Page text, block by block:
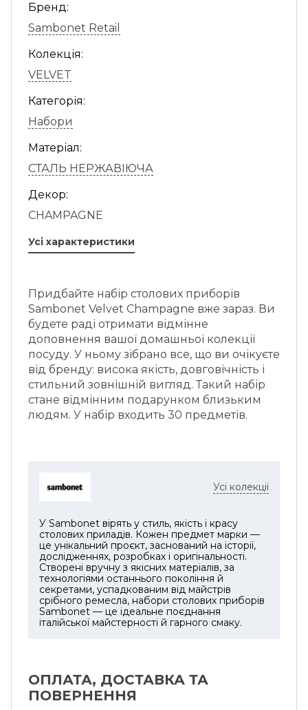
Бренд:
Sambonet Retail
Колекція:
VELVET
Категорія:
Набори
Матеріал:
СТАЛЬ НЕРЖАВІЮЧА
Декор:
CHAMPAGNE
Усі характеристики
Придбайте набір столових приборів
Sambonet Velvet Champagne вже зараз. Ви
будете раді отримати відмінне
доповнення вашої домашньої колекції
посуду. У ньому зібрано все, що ви очікуєте
від бренду: висока якість, довговічність і
стильний зовнішній вигляд. Такий набір
стане відмінним подарунком близьким
людям. У набір входить 30 предметів.
Усі колекції
У Sambonet вірять у стиль, якість і красу
столових приладів. Кожен предмет марки —
це унікальний проєкт, заснований на історії,
дослідженнях, розробках і оригінальності.
Створені вручну з якісних матеріалів, за
технологіями останнього покоління й
секретами, успадкованим від майстрів
срібного ремесла, набори столових приборів
Sambonet — це ідеальне поєднання
італійської майстерності й гарного смаку.
ОПЛАТА, ДОСТАВКА ТА
ПОВЕРНЕННЯ